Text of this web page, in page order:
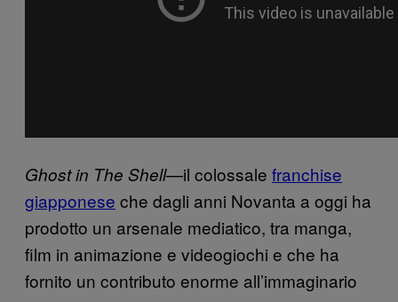
Ghost in The Shell—il colossale franchise
giapponese che dagli anni Novanta a oggi ha
prodotto un arsenale mediatico, tra manga,
film in animazione e videogiochi e che ha
fornito un contributo enorme all’immaginario